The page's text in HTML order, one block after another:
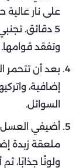
5 دقائق.
وتفقد قوامها.
بعد أن تتحمر
إضافية،
السوائل.
أضيفي
ملعقة زبدة
ولونًا جذابًا،